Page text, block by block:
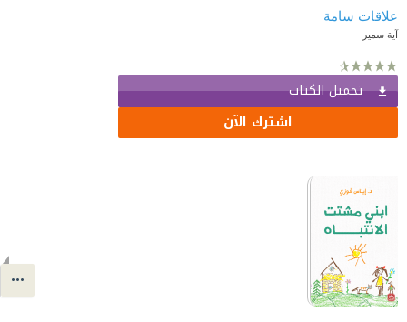
علاقات سامة
آية سمير
تحميل الكتاب
اشترك الآن